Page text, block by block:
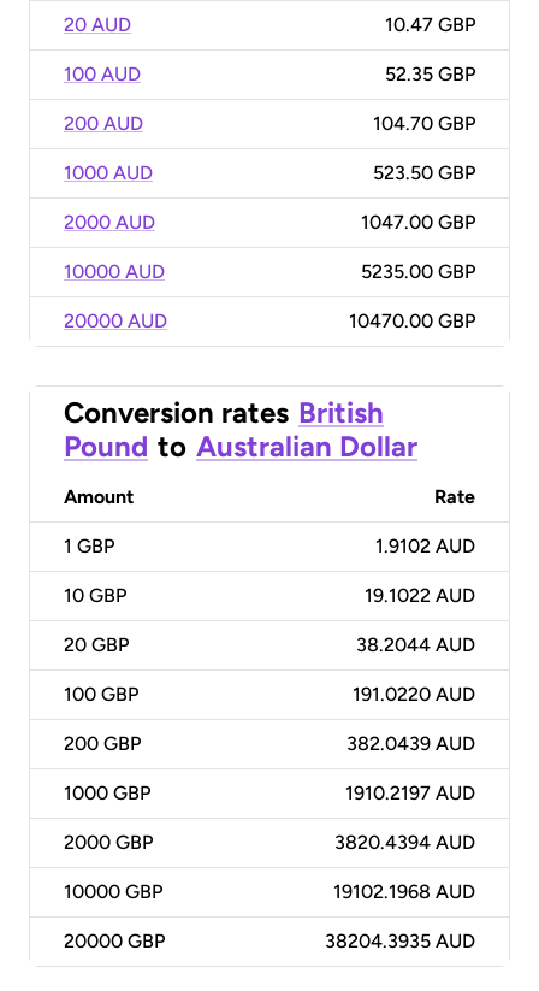
20 AUD 10.47 GBP
100 AUD 52.35 GBP
200 AUD 104.70 GBP
1000 AUD 523.50 GBP
2000 AUD 1047.00 GBP
10000 AUD 5235.00 GBP
20000 AUD 10470.00 GBP
Conversion rates British
Pound to Australian Dollar
Amount Rate
1 GBP 1.9102 AUD
10 GBP 19.1022 AUD
20 GBP 38.2044 AUD
100 GBP 191.0220 AUD
200 GBP 382.0439 AUD
1000 GBP 1910.2197 AUD
2000 GBP 3820.4394 AUD
10000 GBP 19102.1968 AUD
20000 GBP 38204.3935 AUD